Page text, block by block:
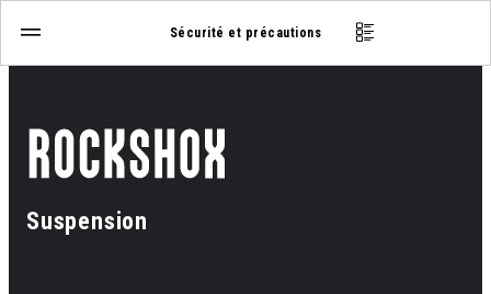
Sécurité et précautions
Suspension